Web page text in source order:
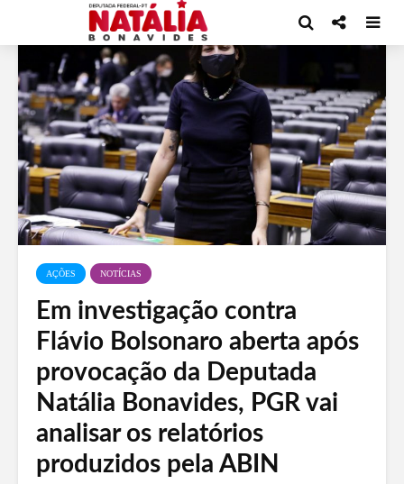
AÇÕES NOTÍCIAS
Em investigação contra
Flávio Bolsonaro aberta após
provocação da Deputada
Natália Bonavides, PGR vai
analisar os relatórios
produzidos pela ABIN